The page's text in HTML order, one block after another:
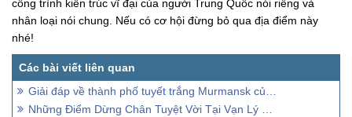
công trình kiến trúc vĩ đại của người Trung Quốc nói riêng và
nhân loại nói chung. Nếu có cơ hội đừng bỏ qua địa điểm này
nhé!
Giải đáp về thành phố tuyết trắng Murmansk của Nga
Những Điểm Dừng Chân Tuyệt Vời Tại Vạn Lý Trường Thành